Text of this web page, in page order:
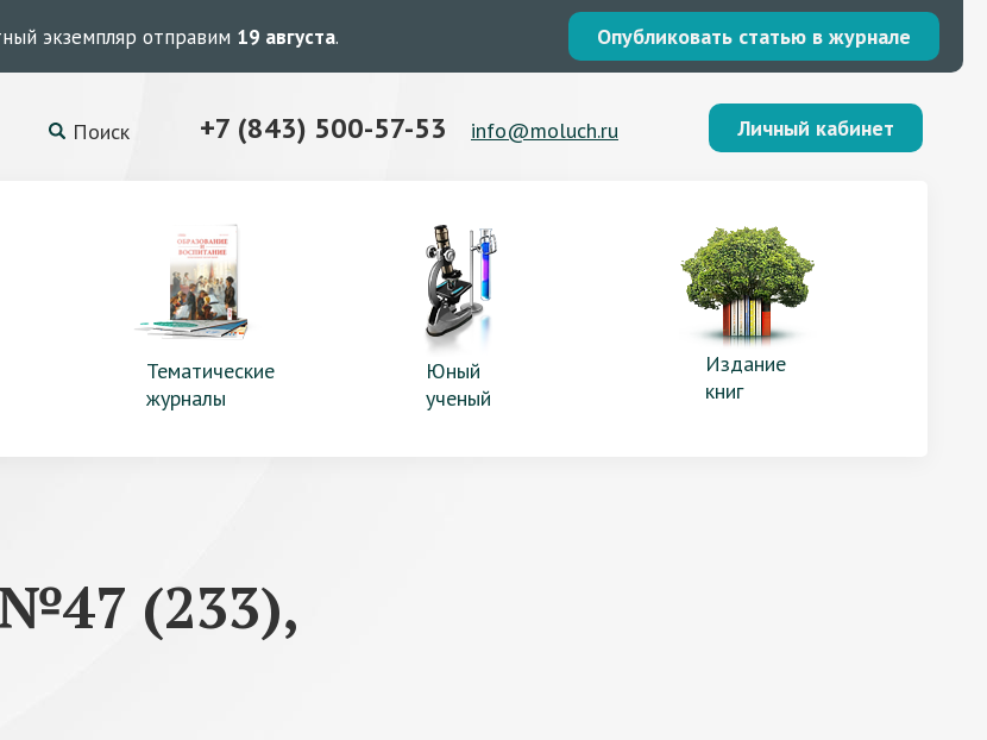
экземпляр отправим 19 августа. Опубликовать статью в журнале
Поиск +7 (843) 500-57-53 info@moluch.ru Личный кабинет
Тематические
журналы
Юный
ученый
Издание
книг
(233),